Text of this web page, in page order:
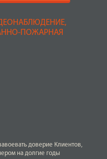
ПОЖАРНАЯ
доверие Клиентов,
на долгие годы